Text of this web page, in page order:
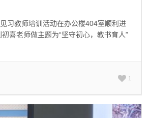
习教师培训活动在办公楼404室顺利进
喜老师做主题为“坚守初心，教书育人”
1